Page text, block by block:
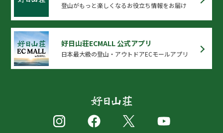
登山がもっと楽しくなるお役立ち情報をお届け
好日山荘ECMALL 公式アプリ
日本最大級の登山・アウトドアECモールアプリ